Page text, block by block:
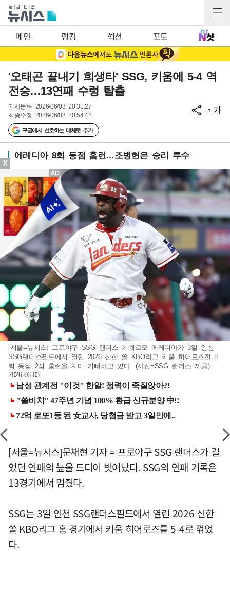
메인 랭킹 섹션 포토
'오태곤 끝내기 희생타' SSG, 키움에 5-4 역
전승…13연패 수렁 탈출
기사등록 2026/06/03 20:31:27
최종수정 2026/06/03 20:54:42
구글에서 선호하는 매체로 추가
가가
에레디아 8회 동점 홈런…조병현은 승리 투수
[서울=뉴시스] 프로야구 SSG 랜더스 기예르모 에레디아가 3일 인천
SSG랜더스필드에서 열린 2026 신한 쏠 KBO리그 키움 히어로즈전 8
회 동점 2점 홈런을 치며 기뻐하고 있다. (사진=SSG 랜더스 제공)
2026.06.03.
[서울=뉴시스]문채현 기자 = 프로야구 SSG 랜더스가 길
었던 연패의 늪을 드디어 벗어났다. SSG의 연패 기록은
13경기에서 멈췄다.
SSG는 3일 인천 SSG랜더스필드에서 열린 2026 신한
쏠 KBO리그 홈 경기에서 키움 히어로즈를 5-4로 꺾었
다.
X